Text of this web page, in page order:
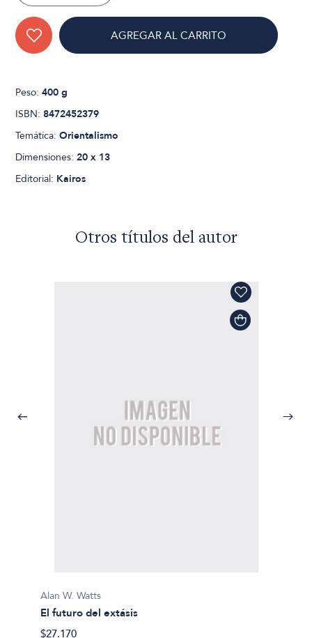
AGREGAR AL CARRITO
Peso:400 g
ISBN:8472452379
Temática:Orientalismo
Dimensiones:20 x 13
Editorial: Kairos
Otros títulos del autor
Alan W. Watts
El futuro del extásis
$27.170